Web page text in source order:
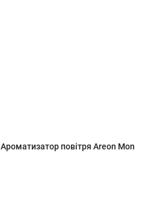
Ароматизатор повітря Areon Mon